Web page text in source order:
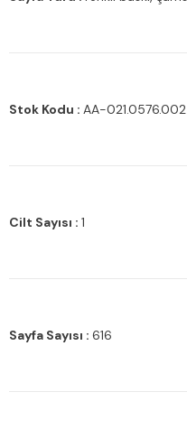
Stok Kodu : AA-021.0576.002
Cilt Sayısı : 1
Sayfa Sayısı : 616